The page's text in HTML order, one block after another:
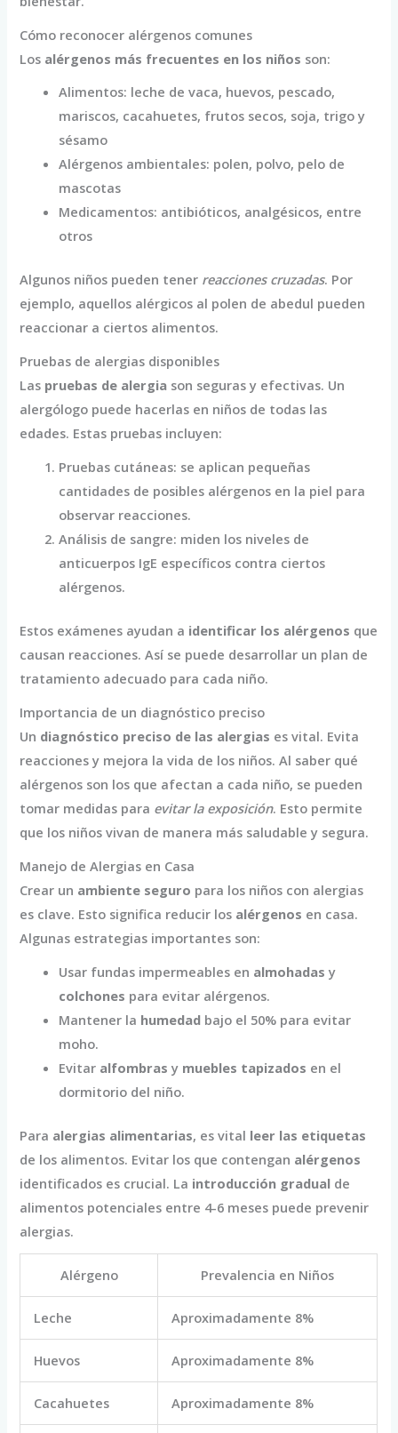
Cómo reconocer alérgenos comunes
Los alérgenos más frecuentes en los niños son:
Alimentos: leche de vaca, huevos, pescado,
mariscos, cacahuetes, frutos secos, soja, trigo y
sésamo
Alérgenos ambientales: polen, polvo, pelo de
mascotas
Medicamentos: antibióticos, analgésicos, entre
otros
Algunos niños pueden tener reacciones cruzadas. Por
ejemplo, aquellos alérgicos al polen de abedul pueden
reaccionar a ciertos alimentos.
Pruebas de alergias disponibles
Las pruebas de alergia son seguras y efectivas. Un
alergólogo puede hacerlas en niños de todas las
edades. Estas pruebas incluyen:
Pruebas cutáneas: se aplican pequeñas
cantidades de posibles alérgenos en la piel para
observar reacciones.
Análisis de sangre: miden los niveles de
anticuerpos IgE específicos contra ciertos
alérgenos.
Estos exámenes ayudan a identificar los alérgenos que
causan reacciones. Así se puede desarrollar un plan de
tratamiento adecuado para cada niño.
Importancia de un diagnóstico preciso
Un diagnóstico preciso de las alergias es vital. Evita
reacciones y mejora la vida de los niños. Al saber qué
alérgenos son los que afectan a cada niño, se pueden
tomar medidas para evitar la exposición. Esto permite
que los niños vivan de manera más saludable y segura.
Manejo de Alergias en Casa
Crear un ambiente seguro para los niños con alergias
es clave. Esto significa reducir los alérgenos en casa.
Algunas estrategias importantes son:
Usar fundas impermeables en almohadas y
colchones para evitar alérgenos.
Mantener la humedad bajo el 50% para evitar
moho.
Evitar alfombras y muebles tapizados en el
dormitorio del niño.
Para alergias alimentarias, es vital leer las etiquetas
de los alimentos. Evitar los que contengan alérgenos
identificados es crucial. La introducción gradual de
alimentos potenciales entre 4-6 meses puede prevenir
alergias.
Alérgeno Prevalencia en Niños
Leche Aproximadamente 8%
Huevos Aproximadamente 8%
Cacahuetes Aproximadamente 8%